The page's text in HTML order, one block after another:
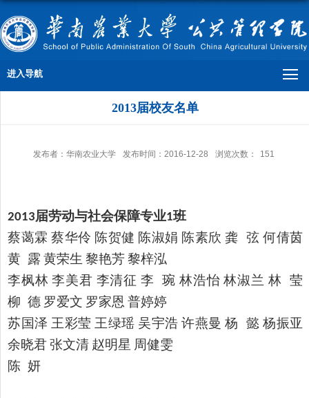
进入导航
2013届校友名单
发布者：华南农业大学 发布时间：2016-12-28 浏览次数： 151
2013届劳动与社会保障专业1班
蔡蔼霖 蔡华伶 陈贺健 陈淑娟 陈素欣 龚弦 何倩茵
黄 露 黄荣生 黎艳芳黎梓泓
李枫林 李美君 李清征 李琬 林浩怡 林淑兰 林莹
柳 德 罗爱文 罗家恩 普婷婷
苏国泽 王彩莹 王绿瑶 吴宇浩 许燕曼 杨懿 杨振亚
余晓君张文清 赵明星 周健雯
陈 妍